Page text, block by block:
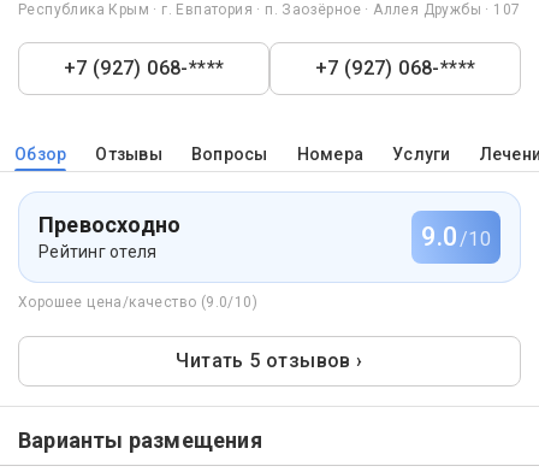
Республика Крым · г. Евпатория · п. Заозёрное · Аллея Дружбы · 107
+7 (927) 068-**** +7 (927) 068-****
Обзор Отзывы Вопросы Номера Услуги
Превосходно
Рейтинг отеля 9.0/10
Хорошее цена/качество (9.0/10)
Читать 5 отзывов ›
Варианты размещения